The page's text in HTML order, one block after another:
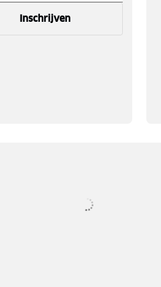
Inschrijven